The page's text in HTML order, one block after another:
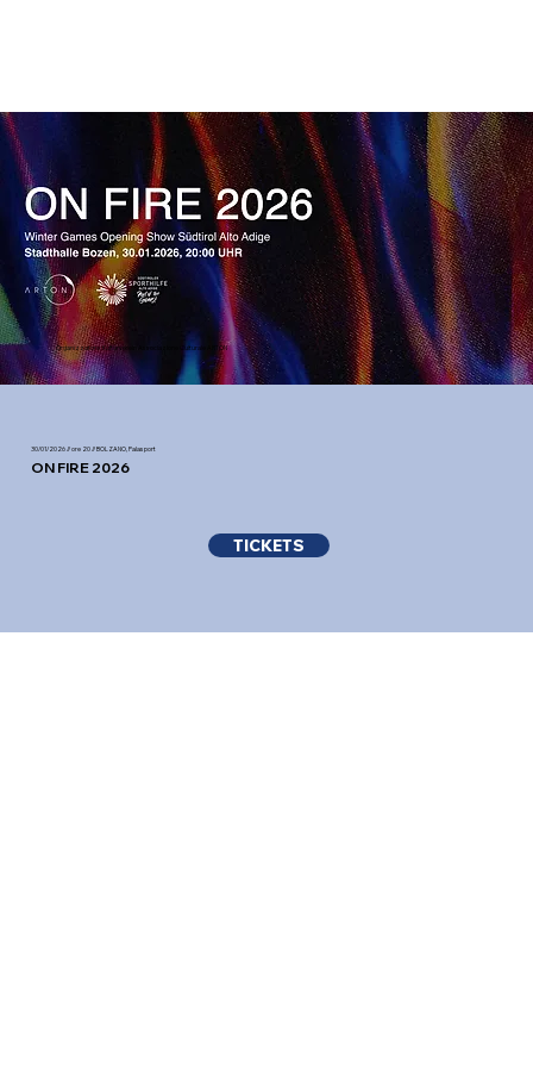
Organizzatore: Kulturverein Associazione Culturale ARTON
30/01/2026 // ore 20 // BOLZANO, Palasport
ON FIRE 2026
TICKETS